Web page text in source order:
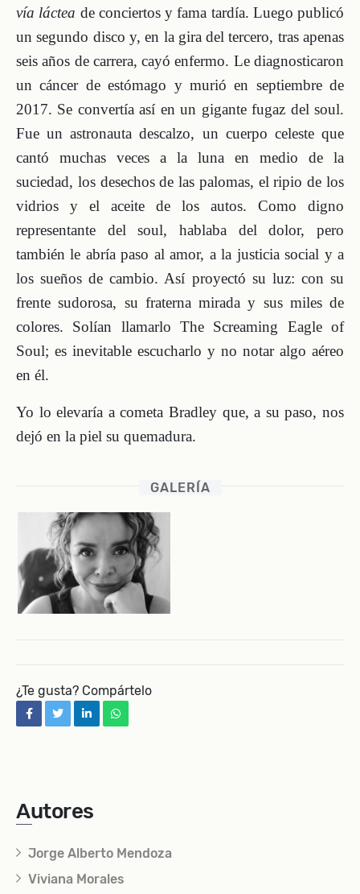
vía láctea de conciertos y fama tardía. Luego publicó
un segundo disco y, en la gira del tercero, tras apenas
seis años de carrera, cayó enfermo. Le diagnosticaron
un cáncer de estómago y murió en septiembre de
2017. Se convertía así en un gigante fugaz del soul.
Fue un astronauta descalzo, un cuerpo celeste que
cantó muchas veces a la luna en medio de la
suciedad, los desechos de las palomas, el ripio de los
vidrios y el aceite de los autos. Como digno
representante del soul, hablaba del dolor, pero
también le abría paso al amor, a la justicia social y a
los sueños de cambio. Así proyectó su luz: con su
frente sudorosa, su fraterna mirada y sus miles de
colores. Solían llamarlo The Screaming Eagle of
Soul; es inevitable escucharlo y no notar algo aéreo
en él.
Yo lo elevaría a cometa Bradley que, a su paso, nos
dejó en la piel su quemadura.
GALERÍA
¿Te gusta? Compártelo
facebooktwitterlinkedinwhatsapp
Autores
Jorge Alberto Mendoza
Viviana Morales